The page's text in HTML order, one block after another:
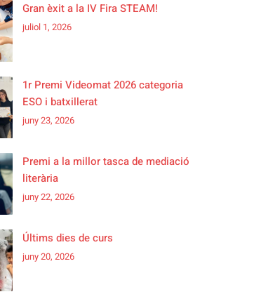
Gran èxit a la IV Fira STEAM!
juliol 1, 2026
1r Premi Videomat 2026 categoria
ESO i batxillerat
juny 23, 2026
Premi a la millor tasca de mediació
literària
juny 22, 2026
Últims dies de curs
juny 20, 2026